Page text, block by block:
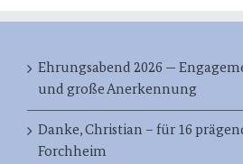
Ehrungsabend 2026 —
und große Anerkennung
Danke, Christian – für 16
Forchheim